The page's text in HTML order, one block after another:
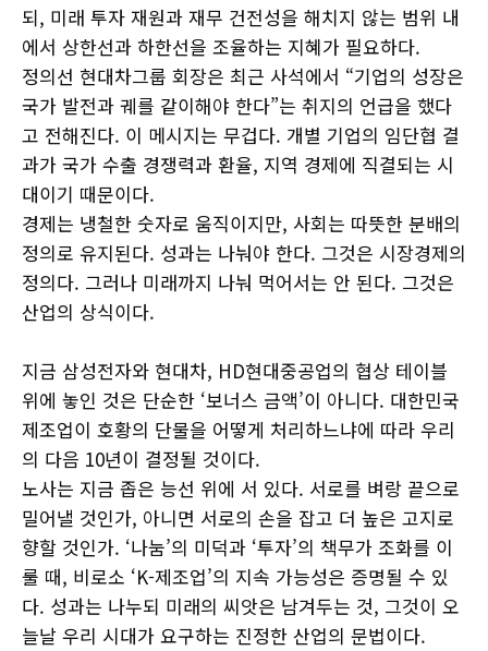
되, 미래 투자 재원과 재무 건전성을 해치지 않는 범위 내
에서 상한선과 하한선을 조율하는 지혜가 필요하다.
정의선 현대차그룹 회장은 최근 사석에서 “기업의 성장은
국가 발전과 궤를 같이해야 한다”는 취지의 언급을 했다
고 전해진다. 이 메시지는 무겁다. 개별 기업의 임단협 결
과가 국가 수출 경쟁력과 환율, 지역 경제에 직결되는 시
대이기 때문이다.
경제는 냉철한 숫자로 움직이지만, 사회는 따뜻한 분배의
정의로 유지된다. 성과는 나눠야 한다. 그것은 시장경제의
정의다. 그러나 미래까지 나눠 먹어서는 안 된다. 그것은
산업의 상식이다.
지금 삼성전자와 현대차, HD현대중공업의 협상 테이블
위에 놓인 것은 단순한 ‘보너스 금액’이 아니다. 대한민국
제조업이 호황의 단물을 어떻게 처리하느냐에 따라 우리
의 다음 10년이 결정될 것이다.
노사는 지금 좁은 능선 위에 서 있다. 서로를 벼랑 끝으로
밀어낼 것인가, 아니면 서로의 손을 잡고 더 높은 고지로
향할 것인가. ‘나눔’의 미덕과 ‘투자’의 책무가 조화를 이
룰 때, 비로소 ‘K-제조업’의 지속 가능성은 증명될 수 있
다. 성과는 나누되 미래의 씨앗은 남겨두는 것, 그것이 오
늘날 우리 시대가 요구하는 진정한 산업의 문법이다.